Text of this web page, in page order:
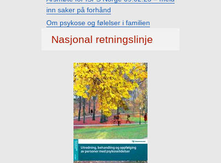
inn saker på forhånd
Om psykose og følelser i familien
Nasjonal retningslinje